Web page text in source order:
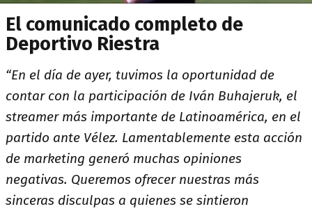
El comunicado completo de
Deportivo Riestra
“En el día de ayer, tuvimos la oportunidad de
contar con la participación de Iván Buhajeruk, el
streamer más importante de Latinoamérica, en el
partido ante Vélez. Lamentablemente esta acción
de marketing generó muchas opiniones
negativas. Queremos ofrecer nuestras más
sinceras disculpas a quienes se sintieron